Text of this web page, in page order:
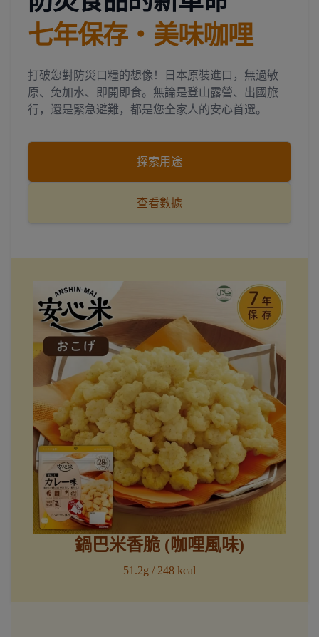
七年保存・美味咖哩
打破您對防災口糧的想像！日本原裝進口，無過敏
原、免加水、即開即食。無論是登山露營、出國旅
行，還是緊急避難，都是您全家人的安心首選。
探索用途
查看數據
鍋巴米香脆 (咖哩風味)
51.2g / 248 kcal